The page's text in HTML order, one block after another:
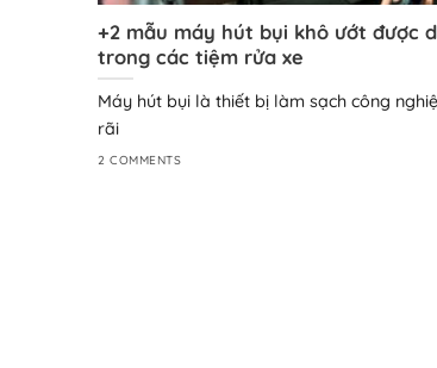
+2 mẫu máy hút bụi khô ướt được
trong các tiệm rửa xe
Máy hút bụi là thiết bị làm sạch công
rãi
2 COMMENTS